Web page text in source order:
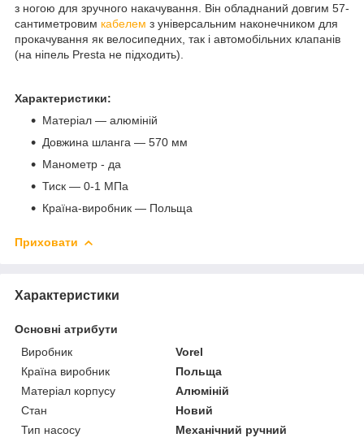
з ногою для зручного накачування. Він обладнаний довгим 57-
сантиметровим кабелем з універсальним наконечником для
прокачування як велосипедних, так і автомобільних клапанів
(на ніпель Presta не підходить).
Характеристики:
Матеріал — алюміній
Довжина шланга — 570 мм
Манометр - да
Тиск — 0-1 МПа
Країна-виробник — Польща
Приховати
Характеристики
Основні атрибути
Виробник
Vorel
Країна виробник
Польща
Матеріал корпусу
Алюміній
Стан
Новий
Тип насосу
Механічний ручний